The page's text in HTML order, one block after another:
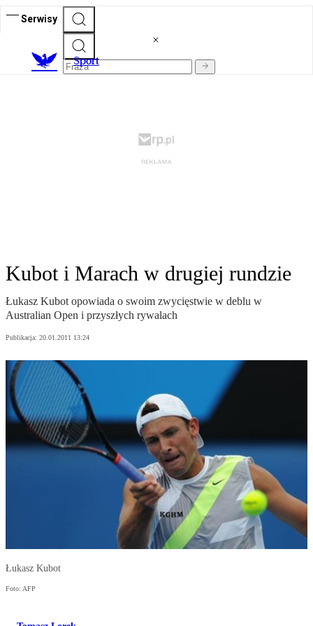
Serwisy
Sport
Kubot i Marach w drugiej rundzie
Łukasz Kubot opowiada o swoim zwycięstwie w deblu w
Australian Open i przyszłych rywalach
Publikacja: 20.01.2011 13:24
Łukasz Kubot
Foto: AFP